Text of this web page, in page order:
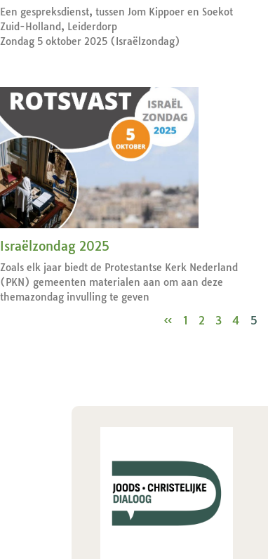
Een gespreksdienst, tussen Jom Kippoer en Soekot
Zuid-Holland, Leiderdorp
Zondag 5 oktober 2025 (Israëlzondag)
Israëlzondag 2025
Zoals elk jaar biedt de Protestantse Kerk Nederland
(PKN) gemeenten materialen aan om aan deze
themazondag invulling te geven
« 1 2 3 4 5